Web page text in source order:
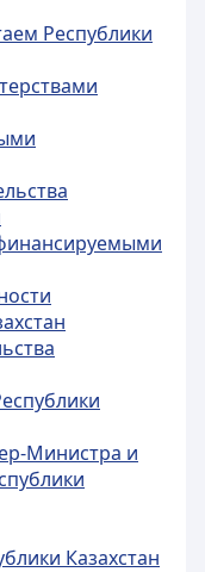
Республики
Министра и
Казахстан